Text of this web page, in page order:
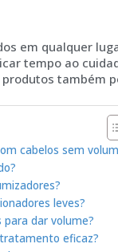
em qualquer
tempo ao
também
cabelos sem
leves?
dar volume?
eficaz?